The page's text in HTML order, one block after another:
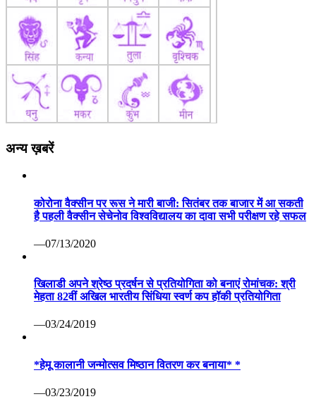
अन्य ख़बरें
कोरोना वैक्सीन पर रूस ने मारी बाजी: सितंबर तक बाजार में आ सकती
है पहली वैक्सीन सेचेनोव विश्वविद्यालय का दावा सभी परीक्षण रहे सफल
—07/13/2020
खिलाडी अपने श्रेष्ठ प्रदर्षन से प्रतियोगिता को बनाएं रोमांचक: श्री
मेहता 82वीं अखिल भारतीय सिंधिया स्वर्ण कप हॉकी प्रतियोगिता
—03/24/2019
*हेमू कालानी जन्मोत्सव मिष्ठान वितरण कर बनाया* *
—03/23/2019